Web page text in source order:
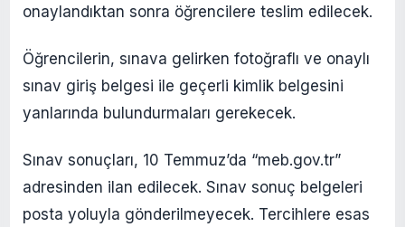
onaylandıktan sonra öğrencilere teslim edilecek.
Öğrencilerin, sınava gelirken fotoğraflı ve onaylı
sınav giriş belgesi ile geçerli kimlik belgesini
yanlarında bulundurmaları gerekecek.
Sınav sonuçları, 10 Temmuz’da “meb.gov.tr”
adresinden ilan edilecek. Sınav sonuç belgeleri
posta yoluyla gönderilmeyecek. Tercihlere esas